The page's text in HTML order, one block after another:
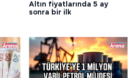
Altın fiyatlarında 5 ay
sonra bir ilk